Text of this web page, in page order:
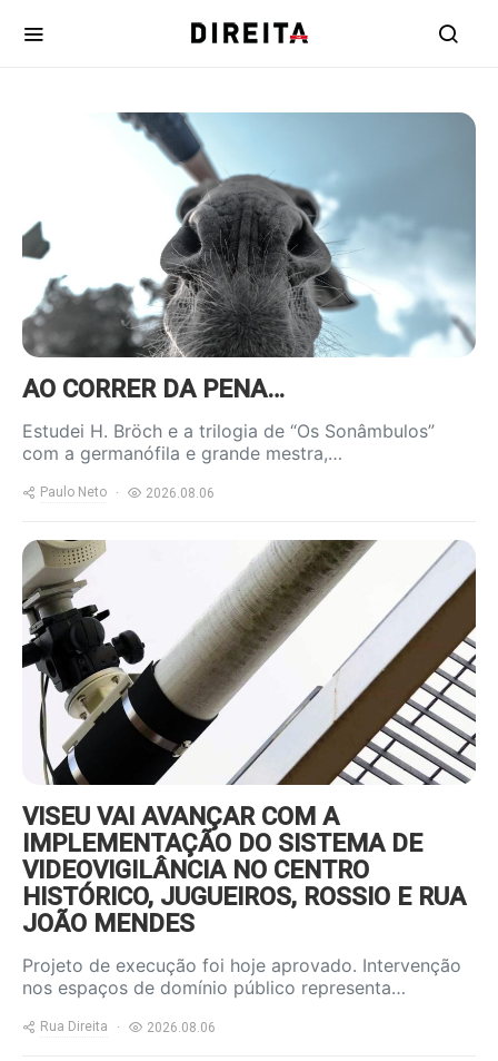
https://www.ruadireita.pt/wp-
content/uploads/2020/04/burro-
AO CORRER DA PENA…
Estudei H. Bröch e a trilogia de “Os Sonâmbulos”
com a germanófila e grande mestra,…
Paulo Neto 2026.08.06
https://www.ruadireita.pt/wp-
content/uploads/2026/08/videov-
800x600.jpg
VISEU VAI AVANÇAR COM A
IMPLEMENTAÇÃO DO SISTEMA DE
VIDEOVIGILÂNCIA NO CENTRO
HISTÓRICO, JUGUEIROS, ROSSIO E RUA
JOÃO MENDES
Projeto de execução foi hoje aprovado. Intervenção
nos espaços de domínio público representa…
Rua Direita 2026.08.06